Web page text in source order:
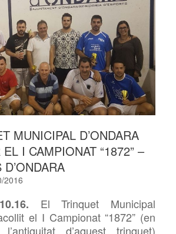
MUNICIPAL D’ONDARA
I CAMPIONAT “1872” –
2016
El Trinquet Municipal
el I Campionat “1872” (en
d’aquest trinquet)